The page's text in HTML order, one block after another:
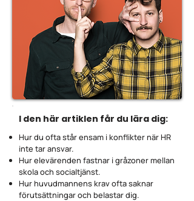
I den här artiklen får du lära dig:
Hur du ofta står ensam i konflikter när HR
inte tar ansvar.
Hur elevärenden fastnar i gråzoner mellan
skola och socialtjänst.
Hur huvudmannens krav ofta saknar
förutsättningar och belastar dig.